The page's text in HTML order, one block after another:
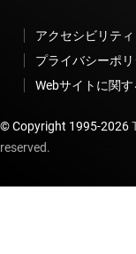
アクセシビリティ
プライバシーポ
Webサイトに関
© Copyright 1995-2026
reserved.